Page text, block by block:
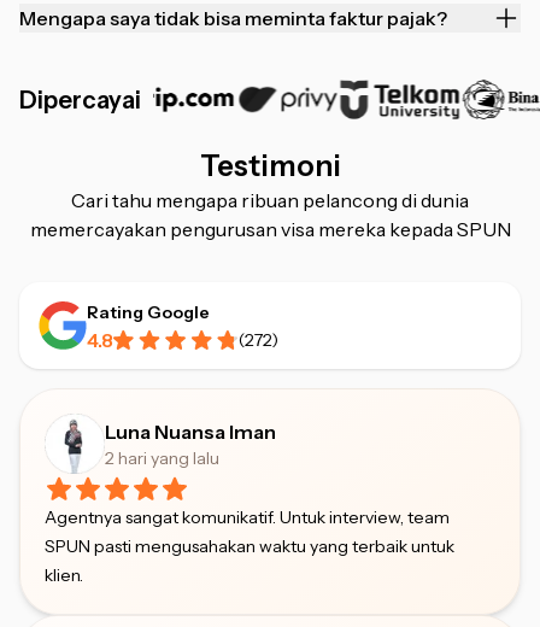
Mengapa saya tidak bisa meminta faktur pajak?
Dipercayai
Testimoni
Cari tahu mengapa ribuan pelancong di dunia
memercayakan pengurusan visa mereka kepada SPUN
Rating Google
4.8 (272)
Luna Nuansa Iman
2 hari yang lalu
Agentnya sangat komunikatif. Untuk interview, team
SPUN pasti mengusahakan waktu yang terbaik untuk
klien.